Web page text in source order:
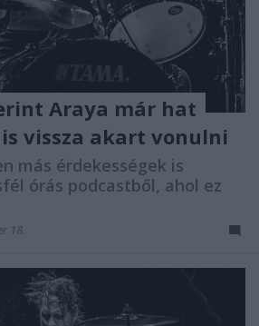
Araya már hat
vissza akart vonulni
más érdekességek is
órás podcastből, ahol ez
18.